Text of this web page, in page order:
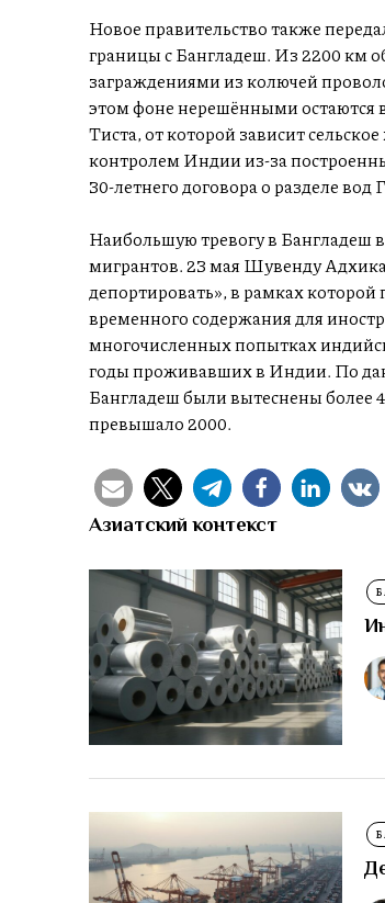
Новое правительство также
границы с Бангладеш. Из 2200 км
заграждениями из колючей
этом фоне нерешёнными остаются
Тиста, от которой зависит
контролем Индии из-за
30-летнего договора о разделе
Наибольшую тревогу в Бангладеш
мигрантов. 23 мая Шувенду
депортировать», в рамках
временного содержания для
многочисленных попытках
годы проживавших в Индии. По
Бангладеш были вытеснены более
превышало 2000.
Азиатский контекст